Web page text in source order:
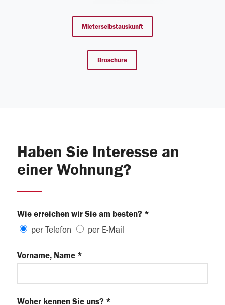
Mieterselbstauskunft
Broschüre
Haben Sie Interesse an
einer Wohnung?
Wie erreichen wir Sie am besten? *
per Telefon per E-Mail
Vorname, Name *
Woher kennen Sie uns? *